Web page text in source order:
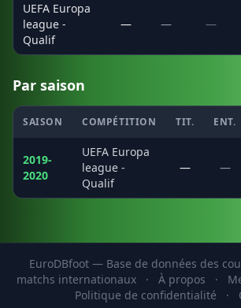
UEFA Europa
league -
Qualif
— — —
Par saison
SAISON COMPÉTITION TIT. ENT.
2019-
2020
UEFA Europa
league -
Qualif
— —
EuroDBfoot — Base de données des
matchs internationaux
· À propos ·
Politique de confidentialité
·